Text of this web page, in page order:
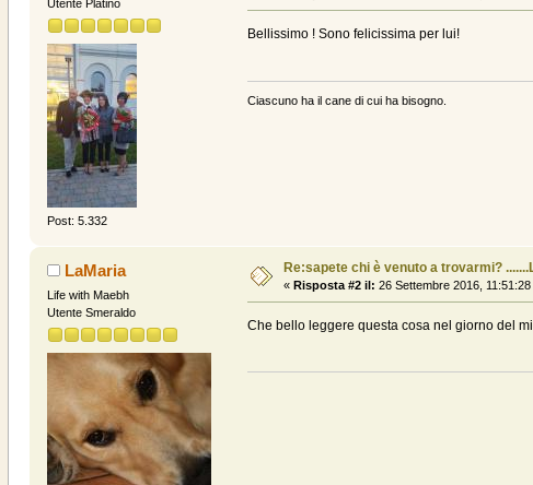
Utente Platino
Post: 5.332
Bellissimo ! Sono felicissima per lui!
Ciascuno ha il cane di cui ha bisogno.
LaMaria
Life with Maebh
Utente Smeraldo
Re:sapete chi è venuto a trovarmi?
« Risposta #2 il: 26 Settembre 2016, 11:51:28
Che bello leggere questa cosa nel giorno del